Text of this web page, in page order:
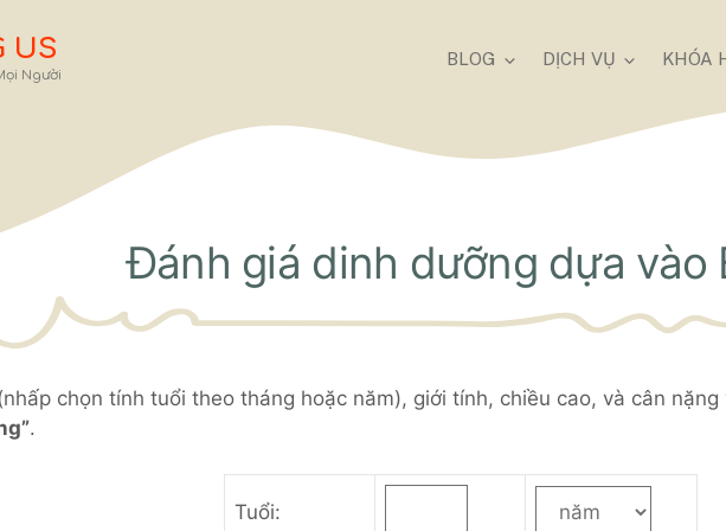
US
Người
BLOG DỊCH VỤ KHÓA
Đánh giá dinh dưỡng dựa vào
chọn tính tuổi theo tháng hoặc năm), giới tính, chiều cao, và cân
.
Tuổi: